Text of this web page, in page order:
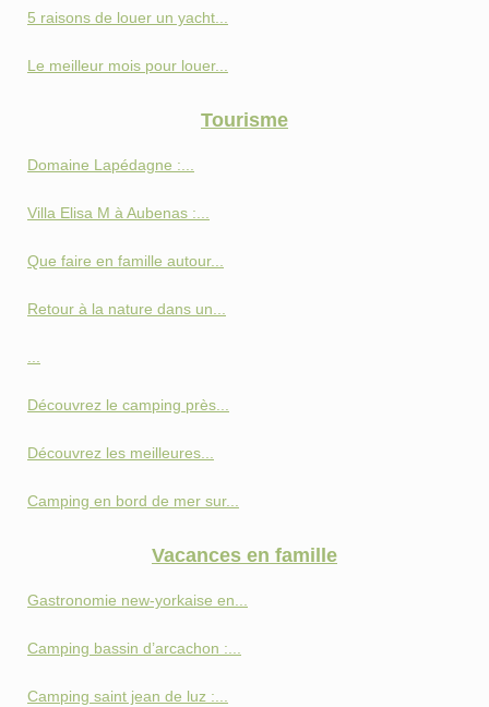
5 raisons de louer un yacht...
Le meilleur mois pour louer...
Tourisme
Domaine Lapédagne :...
Villa Elisa M à Aubenas :...
Que faire en famille autour...
Retour à la nature dans un...
...
Découvrez le camping près...
Découvrez les meilleures...
Camping en bord de mer sur...
Vacances en famille
Gastronomie new-yorkaise en...
Camping bassin d’arcachon :...
Camping saint jean de luz :...